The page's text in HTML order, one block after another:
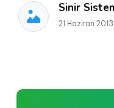
Sinir
21 Haziran 2013